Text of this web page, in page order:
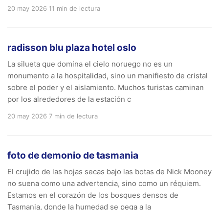
20 may 2026 11 min de lectura
radisson blu plaza hotel oslo
La silueta que domina el cielo noruego no es un
monumento a la hospitalidad, sino un manifiesto de cristal
sobre el poder y el aislamiento. Muchos turistas caminan
por los alrededores de la estación c
20 may 2026 7 min de lectura
foto de demonio de tasmania
El crujido de las hojas secas bajo las botas de Nick Mooney
no suena como una advertencia, sino como un réquiem.
Estamos en el corazón de los bosques densos de
Tasmania, donde la humedad se pega a la